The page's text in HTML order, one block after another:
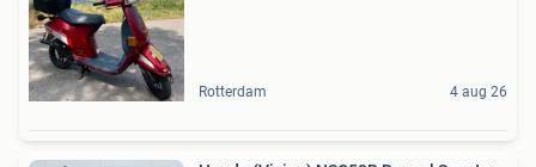
Rotterdam 4 aug 26